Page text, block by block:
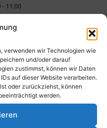
verwenden wir Technologien wie
und/oder darauf
zustimmst, können wir Daten
auf dieser Website verarbeiten.
oder zurückziehst, können
werden.
- 11:00
am Rhein, Deutschland
-20:00